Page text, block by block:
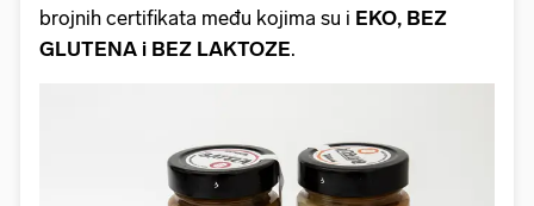
brojnih certifikata među kojima su i EKO, BEZ
GLUTENA i BEZ LAKTOZE.